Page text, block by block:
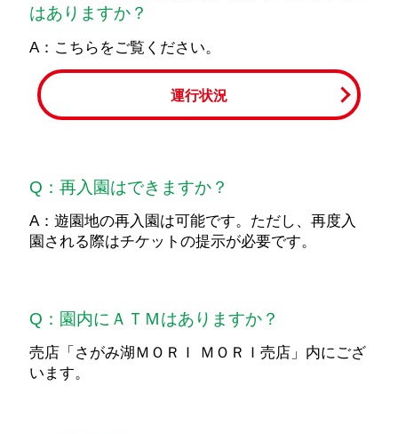
はありますか？
A：こちらをご覧ください。
運行状況
Q：再入園はできますか？
A：遊園地の再入園は可能です。ただし、再度入
園される際はチケットの提示が必要です。
Q：園内にＡＴＭはありますか？
売店「さがみ湖ＭＯＲＩ ＭＯＲＩ売店」内にござ
います。